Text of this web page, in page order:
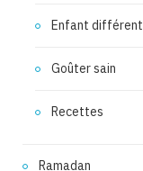
Enfant différent
Goûter sain
Recettes
Ramadan